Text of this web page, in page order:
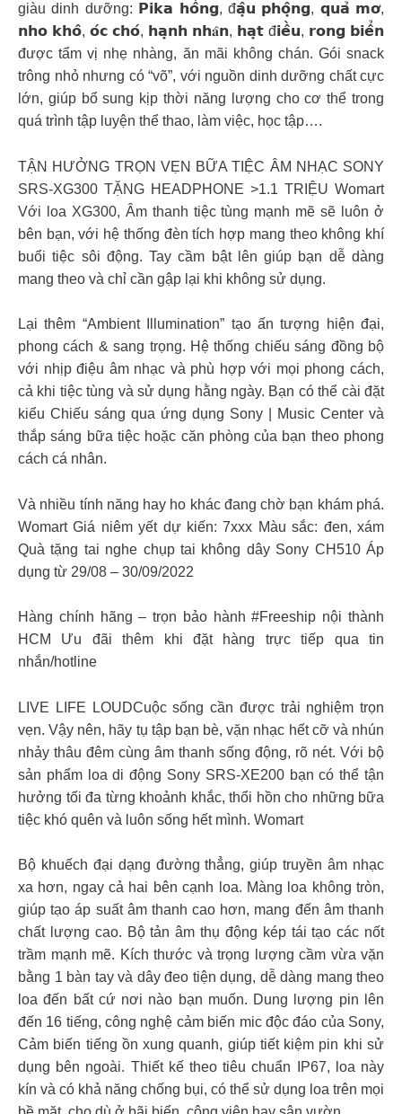
giàu dinh dưỡng: 𝗣𝗶𝗸𝗮 𝗵𝗼̂̀𝗻𝗴, đ𝗮̣̂𝘂 𝗽𝗵𝗼̣̂𝗻𝗴, 𝗾𝘂𝗮̉ 𝗺𝗼̛,
𝗻𝗵𝗼 𝗸𝗵𝗼̂, 𝗼́𝗰 𝗰𝗵𝗼́, 𝗵𝗮̣𝗻𝗵 𝗻𝗵𝐚̂𝗻, 𝗵𝗮̣𝘁 đ𝗶𝗲̂̀𝘂, 𝗿𝗼𝗻𝗴 𝗯𝗶𝗲̂̉𝗻
được tẩm vị nhẹ nhàng, ăn mãi không chán. Gói snack
trông nhỏ nhưng có “võ”, với nguồn dinh dưỡng chất cực
lớn, giúp bổ sung kịp thời năng lượng cho cơ thể trong
quá trình tập luyện thể thao, làm việc, học tập….
TẬN HƯỞNG TRỌN VẸN BỮA TIỆC ÂM NHẠC SONY
SRS-XG300 TẶNG HEADPHONE >1.1 TRIỆU Womart
Với loa XG300, Âm thanh tiệc tùng mạnh mẽ sẽ luôn ở
bên bạn, với hệ thống đèn tích hợp mang theo không khí
buổi tiệc sôi động. Tay cầm bật lên giúp bạn dễ dàng
mang theo và chỉ cần gập lại khi không sử dụng.
Lại thêm “Ambient Illumination” tạo ấn tượng hiện đại,
phong cách & sang trọng. Hệ thống chiếu sáng đồng bộ
với nhịp điệu âm nhạc và phù hợp với mọi phong cách,
cả khi tiệc tùng và sử dụng hằng ngày. Bạn có thể cài đặt
kiểu Chiếu sáng qua ứng dụng Sony | Music Center và
thắp sáng bữa tiệc hoặc căn phòng của bạn theo phong
cách cá nhân.
Và nhiều tính năng hay ho khác đang chờ bạn khám phá.
Womart Giá niêm yết dự kiến: 7xxx Màu sắc: đen, xám
Quà tặng tai nghe chụp tai không dây Sony CH510 Áp
dụng từ 29/08 – 30/09/2022
Hàng chính hãng – trọn bảo hành #Freeship nội thành
HCM Ưu đãi thêm khi đặt hàng trực tiếp qua tin
nhắn/hotline
LIVE LIFE LOUDCuộc sống cần được trải nghiệm trọn
vẹn. Vậy nên, hãy tụ tập bạn bè, vặn nhạc hết cỡ và nhún
nhảy thâu đêm cùng âm thanh sống động, rõ nét. Với bộ
sản phẩm loa di động Sony SRS-XE200 bạn có thể tận
hưởng tối đa từng khoảnh khắc, thổi hồn cho những bữa
tiệc khó quên và luôn sống hết mình. Womart
Bộ khuếch đại dạng đường thẳng, giúp truyền âm nhạc
xa hơn, ngay cả hai bên cạnh loa. Màng loa không tròn,
giúp tạo áp suất âm thanh cao hơn, mang đến âm thanh
chất lượng cao. Bộ tản âm thụ động kép tái tạo các nốt
trầm mạnh mẽ. Kích thước và trọng lượng cầm vừa vặn
bằng 1 bàn tay và dây đeo tiện dụng, dễ dàng mang theo
loa đến bất cứ nơi nào bạn muốn. Dung lượng pin lên
đến 16 tiếng, công nghệ cảm biến mic độc đáo của Sony,
Cảm biến tiếng ồn xung quanh, giúp tiết kiệm pin khi sử
dụng bên ngoài. Thiết kế theo tiêu chuẩn IP67, loa này
kín và có khả năng chống bụi, có thể sử dụng loa trên mọi